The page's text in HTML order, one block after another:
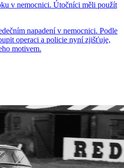
v nemocnici. Útočníci měli použít
napadení v nemocnici. Podle
operaci a policie nyní zjišťuje,
motivem.